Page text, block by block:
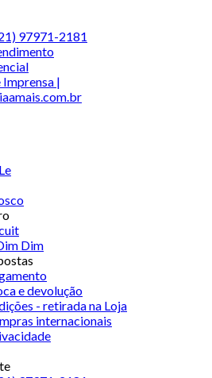
97971-2181
Imprensa |
Dim
e devolução
- retirada na Loja
internacionais